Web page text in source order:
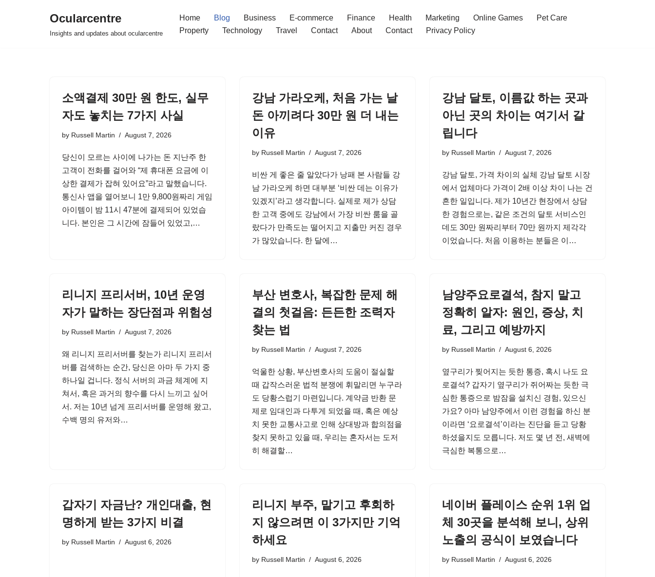
Ocularcentre
Insights and updates about ocularcentre
Home Blog Business E-commerce Finance Health Marketing Online Games
Pet Care
Property
Technology Travel Contact About Contact Privacy Policy
소액결제 30만 원 한도, 실무
자도 놓치는 7가지 사실
by Russell Martin August 7, 2026
당신이 모르는 사이에 나가는 돈 지난주 한
고객이 전화를 걸어와 “제 휴대폰 요금에 이
상한 결제가 잡혀 있어요”라고 말했습니다.
통신사 앱을 열어보니 1만 9,800원짜리 게임
아이템이 밤 11시 47분에 결제되어 있었습
니다. 본인은 그 시간에 잠들어 있었고,…
강남 가라오케, 처음 가는 날
돈 아끼려다 30만 원 더 내는
이유
by Russell Martin August 7, 2026
비싼 게 좋은 줄 알았다가 낭패 본 사람들 강
남 가라오케 하면 대부분 ‘비싼 데는 이유가
있겠지’라고 생각합니다. 실제로 제가 상담
한 고객 중에도 강남에서 가장 비싼 룸을 골
랐다가 만족도는 떨어지고 지출만 커진 경우
가 많았습니다. 한 달에…
강남 달토, 이름값 하는 곳과
아닌 곳의 차이는 여기서 갈
립니다
by Russell Martin August 7, 2026
강남 달토, 가격 차이의 실체 강남 달토 시장
에서 업체마다 가격이 2배 이상 차이 나는 건
흔한 일입니다. 제가 10년간 현장에서 상담
한 경험으로는, 같은 조건의 달토 서비스인
데도 30만 원짜리부터 70만 원까지 제각각
이었습니다. 처음 이용하는 분들은 이…
리니지 프리서버, 10년 운영
자가 말하는 장단점과 위험성
by Russell Martin August 7, 2026
왜 리니지 프리서버를 찾는가 리니지 프리서
버를 검색하는 순간, 당신은 아마 두 가지 중
하나일 겁니다. 정식 서버의 과금 체계에 지
쳐서, 혹은 과거의 향수를 다시 느끼고 싶어
서. 저는 10년 넘게 프리서버를 운영해 왔고,
수백 명의 유저와…
부산 변호사, 복잡한 문제 해
결의 첫걸음: 든든한 조력자
찾는 법
by Russell Martin August 7, 2026
억울한 상황, 부산변호사의 도움이 절실할
때 갑작스러운 법적 분쟁에 휘말리면 누구라
도 당황스럽기 마련입니다. 계약금 반환 문
제로 임대인과 다투게 되었을 때, 혹은 예상
치 못한 교통사고로 인해 상대방과 합의점을
찾지 못하고 있을 때, 우리는 혼자서는 도저
히 해결할…
남양주요로결석, 참지 말고
정확히 알자: 원인, 증상, 치
료, 그리고 예방까지
by Russell Martin August 6, 2026
옆구리가 찢어지는 듯한 통증, 혹시 나도 요
로결석? 갑자기 옆구리가 쥐어짜는 듯한 극
심한 통증으로 밤잠을 설치신 경험, 있으신
가요? 아마 남양주에서 이런 경험을 하신 분
이라면 ‘요로결석’이라는 진단을 듣고 당황
하셨을지도 모릅니다. 저도 몇 년 전, 새벽에
극심한 복통으로…
갑자기 자금난? 개인대출, 현
명하게 받는 3가지 비결
by Russell Martin August 6, 2026
리니지 부주, 맡기고 후회하
지 않으려면 이 3가지만 기억
하세요
by Russell Martin August 6, 2026
네이버 플레이스 순위 1위 업
체 30곳을 분석해 보니, 상위
노출의 공식이 보였습니다
by Russell Martin August 6, 2026